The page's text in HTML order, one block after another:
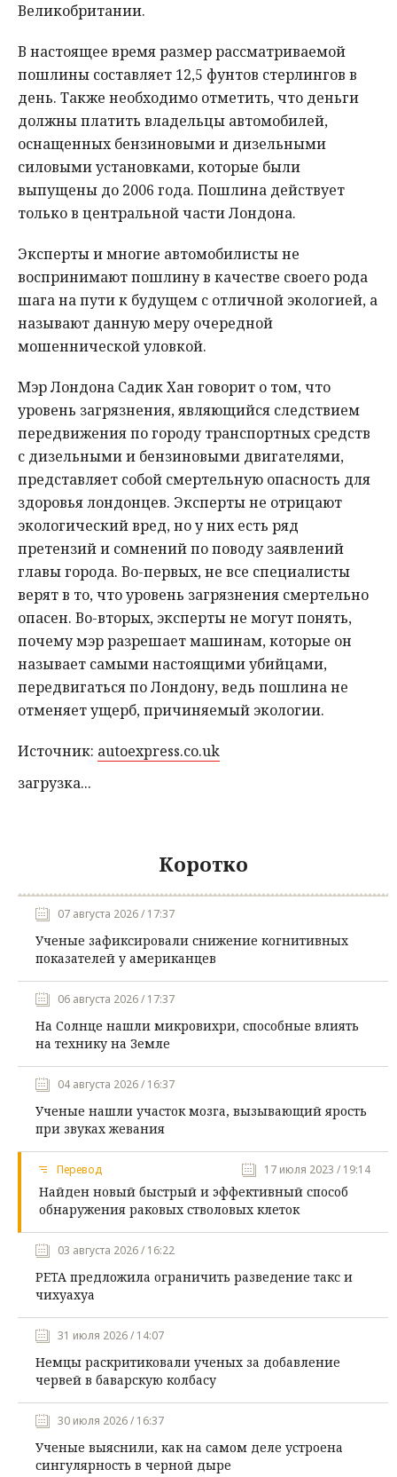
Великобритании.
В настоящее время размер рассматриваемой
пошлины составляет 12,5 фунтов стерлингов в
день. Также необходимо отметить, что деньги
должны платить владельцы автомобилей,
оснащенных бензиновыми и дизельными
силовыми установками, которые были
выпущены до 2006 года. Пошлина действует
только в центральной части Лондона.
Эксперты и многие автомобилисты не
воспринимают пошлину в качестве своего рода
шага на пути к будущем с отличной экологией, а
называют данную меру очередной
мошеннической уловкой.
Мэр Лондона Садик Хан говорит о том, что
уровень загрязнения, являющийся следствием
передвижения по городу транспортных средств
с дизельными и бензиновыми двигателями,
представляет собой смертельную опасность для
здоровья лондонцев. Эксперты не отрицают
экологический вред, но у них есть ряд
претензий и сомнений по поводу заявлений
главы города. Во-первых, не все специалисты
верят в то, что уровень загрязнения смертельно
опасен. Во-вторых, эксперты не могут понять,
почему мэр разрешает машинам, которые он
называет самыми настоящими убийцами,
передвигаться по Лондону, ведь пошлина не
отменяет ущерб, причиняемый экологии.
Источник: autoexpress.co.uk
загрузка...
Коротко
07 августа 2026 / 17:37
Ученые зафиксировали снижение когнитивных
показателей у американцев
06 августа 2026 / 17:37
На Солнце нашли микровихри, способные влиять
на технику на Земле
04 августа 2026 / 16:37
Ученые нашли участок мозга, вызывающий ярость
при звуках жевания
Перевод 17 июля 2023 / 19:14
Найден новый быстрый и эффективный способ
обнаружения раковых стволовых клеток
03 августа 2026 / 16:22
PETA предложила ограничить разведение такс и
чихуахуа
31 июля 2026 / 14:07
Немцы раскритиковали ученых за добавление
червей в баварскую колбасу
30 июля 2026 / 16:37
Ученые выяснили, как на самом деле устроена
сингулярность в черной дыре